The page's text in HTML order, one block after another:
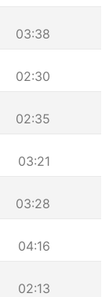
03:38
02:30
02:35
03:21
03:28
04:16
02:13